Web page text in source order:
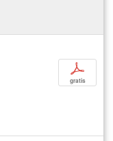
p
gratis